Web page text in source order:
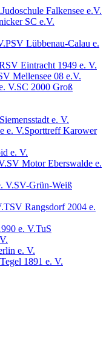
Judoschule Falkensee e.V.
SC e.V.
PSV Lübbenau-Calau e.
Eintracht 1949 e. V.
Mellensee 08 e.V.
SC 2000 Groß
e. V.
Sporttreff Karower
e. V.
SV Motor Eberswalde e.
SV-Grün-Weiß
TSV Rangsdorf 2004 e.
TuS
e. V.
1891 e. V.